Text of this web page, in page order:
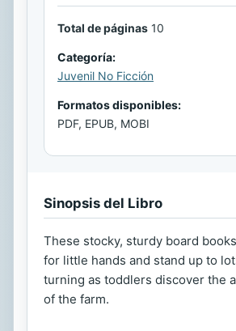
Total de páginas 10
Categoría:
Juvenil No Ficción
Formatos disponibles:
PDF, EPUB, MOBI
Sinopsis del Libro
These stocky, sturdy board
for little hands and stand up to
turning as toddlers discover the
of the farm.